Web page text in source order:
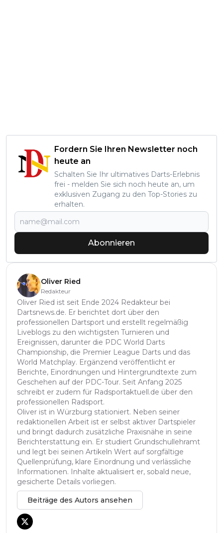
Fordern Sie Ihren Newsletter noch
heute an
Schalten Sie Ihr ultimatives Darts-Erlebnis
frei - melden Sie sich noch heute an, um
exklusiven Zugang zu den Top-Stories zu
erhalten.
Abonnieren
Oliver Ried
Redakteur
Oliver Ried ist seit Ende 2024 Redakteur bei
Dartsnews.de. Er berichtet dort über den
professionellen Dartsport und erstellt regelmäßig
Liveblogs zu den wichtigsten Turnieren und
Ereignissen, darunter die PDC World Darts
Championship, die Premier League Darts und das
World Matchplay. Ergänzend veröffentlicht er
Berichte, Einordnungen und Hintergrundtexte zum
Geschehen auf der PDC-Tour. Seit Anfang 2025
schreibt er zudem für Radsportaktuell.de über den
professionellen Radsport.
Oliver ist in Würzburg stationiert. Neben seiner
redaktionellen Arbeit ist er selbst aktiver Dartspieler
und bringt dadurch zusätzliche Praxisnähe in seine
Berichterstattung ein. Er studiert Grundschullehramt
und legt bei seinen Artikeln Wert auf sorgfältige
Quellenprüfung, klare Einordnung und verlässliche
Informationen. Inhalte aktualisiert er, sobald neue,
gesicherte Details vorliegen.
Beiträge des Autors ansehen